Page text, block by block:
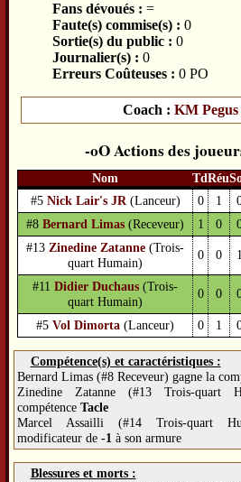
Fans dévoués : =
Faute(s) commise(s) : 0
Sortie(s) du public : 0
Journalier(s) : 0
Erreurs Coûteuses : 0 PO
Coach : KM Pegus
Actions des
Nom TdRéu
#5 Nick Lair's JR (Lanceur) 0 1
#8Bernard Limas (Receveur) 1 0
#13 Zinedine Zatanne (Trois-
quart Humain)
0 0
#11Didier Duchaus (Trois-
quart Humain)
0 0
#5Vol Dimorta (Lanceur) 0 1
Compétence(s) et caractéristiques :
Bernard Limas (#8 Receveur) gagne la
Zinedine Zatanne (#13 Trois-quart
compétenceTacle
Marcel Assailli (#14 Trois-quart
modificateur de-1 à son armure
Blessures et morts :